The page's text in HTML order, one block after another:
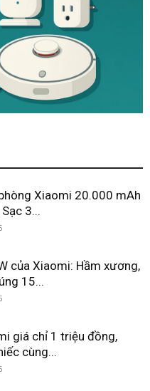
Xiaomi 20.000 mAh
3...
của Xiaomi: Hầm xương,
15...
giá chỉ 1 triệu đồng,
cùng...